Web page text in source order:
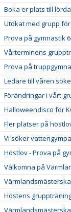
Boka er plats till
Utökat med grupp
Prova på gymnastik
Vårterminens
Prova på
Ledare till våren
Förändringar i vårt
Halloweendisco för
Fler platser på
Vi söker
Höstlov - Prova på
Välkomna på
Höstens